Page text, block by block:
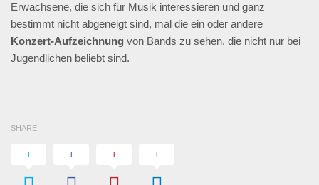
Erwachsene, die sich für Musik interessieren und ganz
bestimmt nicht abgeneigt sind, mal die ein oder andere
Konzert-Aufzeichnung von Bands zu sehen, die nicht nur bei
Jugendlichen beliebt sind.
SHARE